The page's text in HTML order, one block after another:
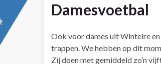
Damesvoetbal
Ook voor dames uit Wintelre
trappen. We hebben op dit
Zij doen met gemiddeld zo’n